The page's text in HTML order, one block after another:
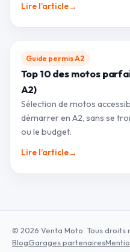
Lire l’article→
Guide permis A2
Top 10 des motos
A2)
Sélection de motos
démarrer en A2, sans se
ou le budget.
Lire l’article→
© 2026 Venta Moto. Tous droits
BlogGarages partenaires